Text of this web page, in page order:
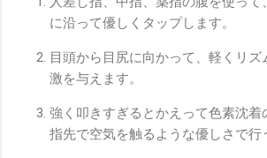
に沿って優しくタップします。
目頭から目尻に向かって、軽くリズ
激を与えます。
強く叩きすぎるとかえって色素沈着
指先で空気を触るような優しさで行